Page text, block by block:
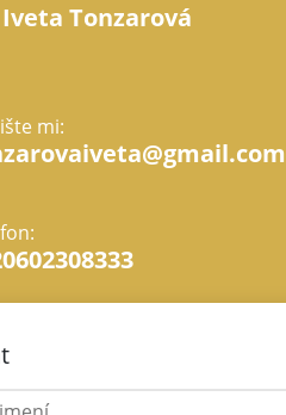
Iveta Tonzarová
mi: